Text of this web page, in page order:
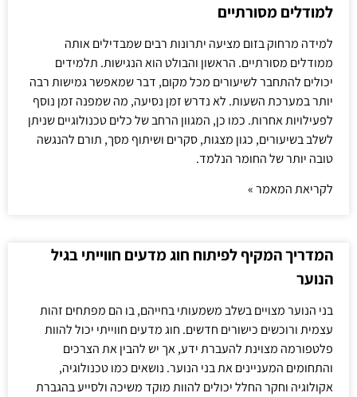
למודלים מסורתיים
למידה מרחוק בזום מציעה יתרונות רבים שמבדילים אותה
ממודלים מסורתיים. הראשון והבולט הוא הנגישות. תלמידים
יכולים להתחבר לשיעורים מכל מקום, דבר שמאפשר גמישות רבה
יותר במערכת השעות. לא נדרש זמן נסיעה, מה שמפנה זמן נוסף
לפעילויות אחרות. כמו כן, המגוון הרחב של כלים טכנולוגיים שניתן
לשלב בשיעורים, כגון מצגות, סקרים ושיתוף מסך, תורם להנגשה
טובה יותר של החומר הנלמד.
לקריאת המאמר »
המדריך המקיף לפיתוח חוג מדעים חווייתי בגיל
הנוער
בני הנוער מצויים בשלב משמעותי בחייהם, בו הם מפתחים זהות
עצמית ורוכשים כישורים חדשים. חוג מדעים חווייתי יכול להוות
פלטפורמה מצוינת להעברת ידע, אך יש להבין את הצרכים
והתחומים המעניינים את בני הנוער. נושאים כמו טכנולוגיה,
אקולוגיה וחקר החלל יכולים להוות מוקד משיכה ולסייע בהגברת